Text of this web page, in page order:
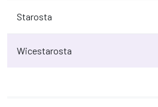
Starosta
Wicestarosta